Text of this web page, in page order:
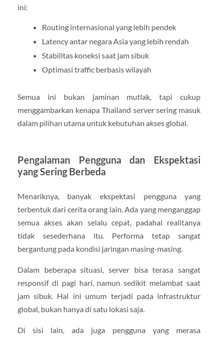
ini:
Routing internasional yang lebih pendek
Latency antar negara Asia yang lebih rendah
Stabilitas koneksi saat jam sibuk
Optimasi traffic berbasis wilayah
Semua ini bukan jaminan mutlak, tapi cukup
menggambarkan kenapa Thailand server sering masuk
dalam pilihan utama untuk kebutuhan akses global.
Pengalaman Pengguna dan Ekspektasi
yang Sering Berbeda
Menariknya, banyak ekspektasi pengguna yang
terbentuk dari cerita orang lain. Ada yang menganggap
semua akses akan selalu cepat, padahal realitanya
tidak sesederhana itu. Performa tetap sangat
bergantung pada kondisi jaringan masing-masing.
Dalam beberapa situasi, server bisa terasa sangat
responsif di pagi hari, namun sedikit melambat saat
jam sibuk. Hal ini umum terjadi pada infrastruktur
global, bukan hanya di satu lokasi saja.
Di sisi lain, ada juga pengguna yang merasa